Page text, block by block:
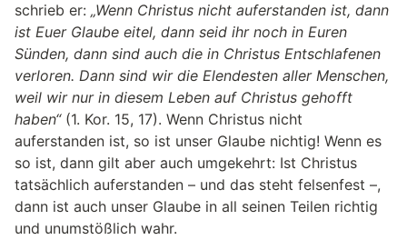
schrieb er: „Wenn Christus nicht auferstanden ist, dann
ist Euer Glaube eitel, dann seid ihr noch in Euren
Sünden, dann sind auch die in Christus Entschlafenen
verloren. Dann sind wir die Elendesten aller Menschen,
weil wir nur in diesem Leben auf Christus gehofft
haben“(1. Kor. 15, 17). Wenn Christus nicht
auferstanden ist, so ist unser Glaube nichtig! Wenn es
so ist, dann gilt aber auch umgekehrt: Ist Christus
tatsächlich auferstanden – und das steht felsenfest –,
dann ist auch unser Glaube in all seinen Teilen richtig
und unumstößlich wahr.